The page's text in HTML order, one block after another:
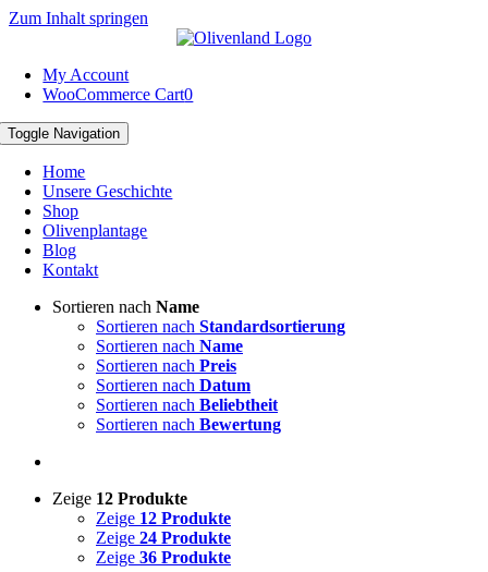
Zum Inhalt springen
My Account
WooCommerce Cart0
Toggle Navigation
Home
Unsere Geschichte
Shop
Olivenplantage
Blog
Kontakt
Sortieren nach Name
Sortieren nach Standardsortierung
Sortieren nach Name
Sortieren nach Preis
Sortieren nach Datum
Sortieren nach Beliebtheit
Sortieren nach Bewertung
Zeige 12 Produkte
Zeige 12 Produkte
Zeige 24 Produkte
Zeige 36 Produkte